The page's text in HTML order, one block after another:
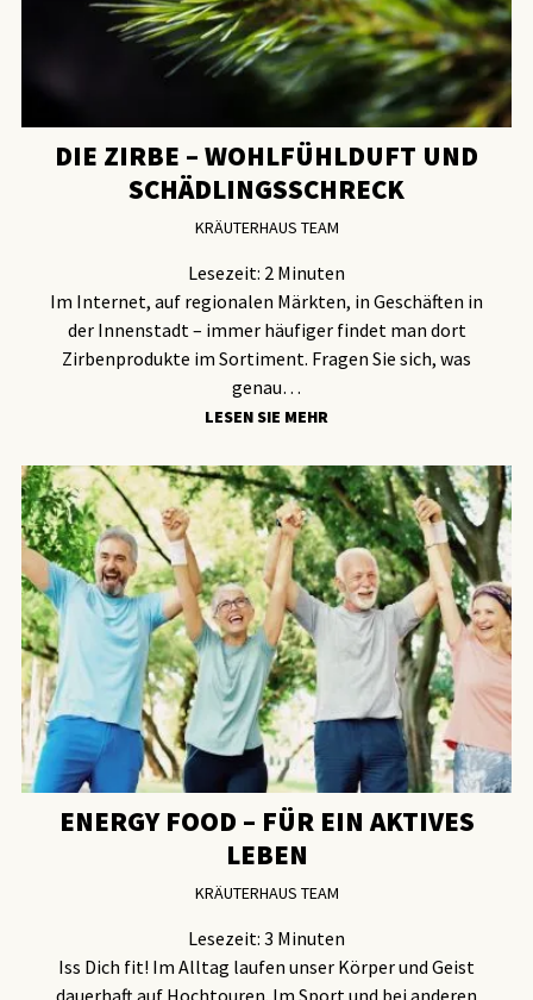
DIE ZIRBE – WOHLFÜHLDUFT UND
SCHÄDLINGSSCHRECK
KRÄUTERHAUS TEAM
Lesezeit: 2 Minuten
Im Internet, auf regionalen Märkten, in Geschäften in
der Innenstadt – immer häufiger findet man dort
Zirbenprodukte im Sortiment. Fragen Sie sich, was
genau…
LESEN SIE MEHR
ENERGY FOOD – FÜR EIN AKTIVES
LEBEN
KRÄUTERHAUS TEAM
Lesezeit: 3 Minuten
Iss Dich fit! Im Alltag laufen unser Körper und Geist
dauerhaft auf Hochtouren. Im Sport und bei anderen